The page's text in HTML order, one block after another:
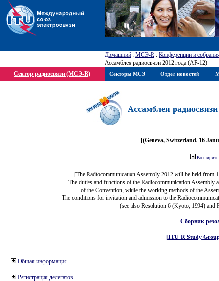
Домашний : МСЭ-R : Конференции и
Ассамблея радиосвязи 2012 года (АР-12)
Сектор радиосвязи (МСЭ-R)
Ассамблея
[(Geneva, Switzerland, 16
Расширить
[The Radiocommunication Assembly 2012 will be held from
The duties and functions of the Radiocommunication
of the Convention, while the working methods of the
The conditions for invitation and admission to the
(see also Resolution 6 (Kyoto, 1994) and
Сборник
[ITU-R Study
Общая информация
Регистрация делегатов
Секторы МСЭ Отдел новостей